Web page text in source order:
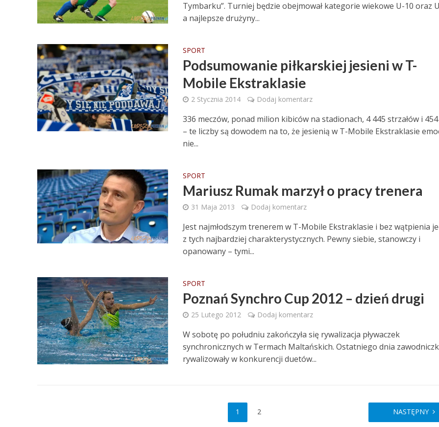
Tymbarku”. Turniej będzie obejmował kategorie wiekowe U-10 oraz
a najlepsze drużyny...
SPORT
Podsumowanie piłkarskiej jesieni w T-
Mobile Ekstraklasie
2 Stycznia 2014 Dodaj komentarz
336 meczów, ponad milion kibiców na stadionach, 4 445 strzałów i
– te liczby są dowodem na to, że jesienią w T-Mobile Ekstraklasie
nie...
SPORT
Mariusz Rumak marzył o pracy trenera
31 Maja 2013 Dodaj komentarz
Jest najmłodszym trenerem w T-Mobile Ekstraklasie i bez wątpienia
z tych najbardziej charakterystycznych. Pewny siebie, stanowczy i
opanowany – tymi...
SPORT
Poznań Synchro Cup 2012 – dzień drugi
25 Lutego 2012 Dodaj komentarz
W sobotę po południu zakończyła się rywalizacja pływaczek
synchronicznych w Termach Maltańskich. Ostatniego dnia
rywalizowały w konkurencji duetów...
1 2 NASTĘPNY